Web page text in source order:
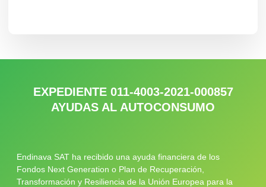
EXPEDIENTE 011-4003-2021-000857
AYUDAS AL AUTOCONSUMO
Endinava SAT ha recibido una ayuda financiera de los
Fondos Next Generation o Plan de Recuperación,
Transformación y Resiliencia de la Unión Europea para la